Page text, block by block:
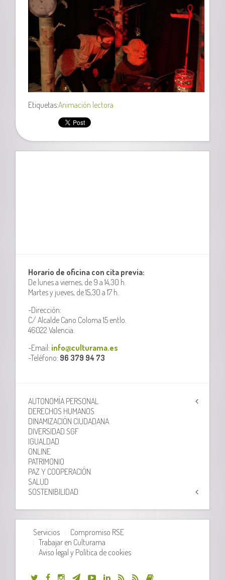
Etiquetas:Animación lectora
Horario de oficina con cita previa:
De lunes a viernes, de 9 a 14,30 h.
Martes y jueves, de 15,30 a 17 h.
-Dirección:
C/ Alcalde Cano Coloma 15 entlo.
46022 Valencia.
-Email: info@culturama.es
-Teléfono: 96 379 94 73
AUTONOMÍA PERSONAL
DERECHOS HUMANOS
DINAMIZACIÓN CIUDADANA
DIVERSIDAD SGF
IGUALDAD
ONLINE
PATRIMONIO
PAZ Y COOPERACIÓN
SALUD
SOSTENIBILIDAD
Servicios
Compromiso RSE
Trabajar en Culturama
Aviso legal y Política de cookies